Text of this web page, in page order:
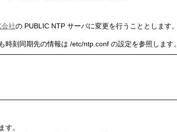
社の PUBLIC NTP サーバに変更を行うこととします。
刻同期先の情報は /etc/ntp.conf の設定を参照します。
す。